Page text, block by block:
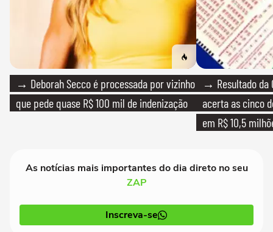
→ Deborah Secco é processada por vizinho
que pede quase R$ 100 mil de indenização
→ Resultado da
acerta as cinco
em R$ 10,5
As notícias mais importantes do dia direto no seu
ZAP
Inscreva-se